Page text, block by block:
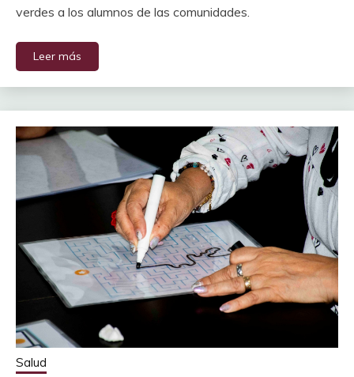
verdes a los alumnos de las comunidades.
Leer más
Salud